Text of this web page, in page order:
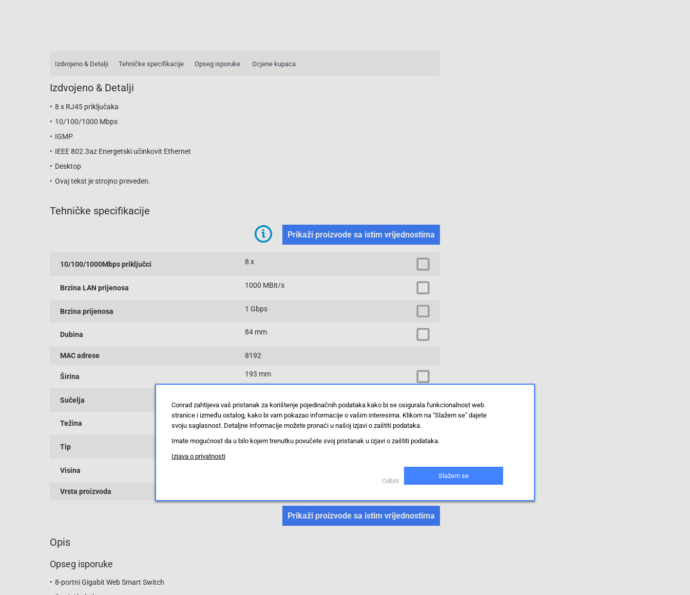
Izdvojeno & Detalji Tehničke specifikacije Opseg isporuke Ocjene kupaca
Izdvojeno & Detalji
8 x RJ45 priključaka
10/100/1000 Mbps
IGMP
IEEE 802.3az Energetski učinkovit Ethernet
Desktop
Ovaj tekst je strojno preveden.
Tehničke specifikacije
Prikaži proizvode sa istim vrijednostima
10/100/1000Mbps priključci 8 x
Brzina LAN prijenosa 1000 MBit/s
Brzina prijenosa 1 Gbps
Dubina 84 mm
MAC adrese 8192
Širina 193 mm
Sučelja
Težina 940 g
Tip 561099
Visina
Vrsta proizvoda
Prikaži proizvode sa istim vrijednostima
Opis
Opseg isporuke
8-portni Gigabit Web Smart Switch
Conrad zahtijeva vaš pristanak za korištenje pojedinačnih podataka kako bi se osigurala funkcionalnost web
stranice i između ostalog, kako bi vam pokazao informacije o vašim interesima. Klikom na "Slažem se" dajete
svoju saglasnost. Detaljne informacije možete pronaći u našoj izjavi o zaštiti podataka.
Imate mogućnost da u bilo kojem trenutku povučete svoj pristanak u izjavi o zaštiti podataka.
Izjava o privatnosti
Odbiti
Slažem se